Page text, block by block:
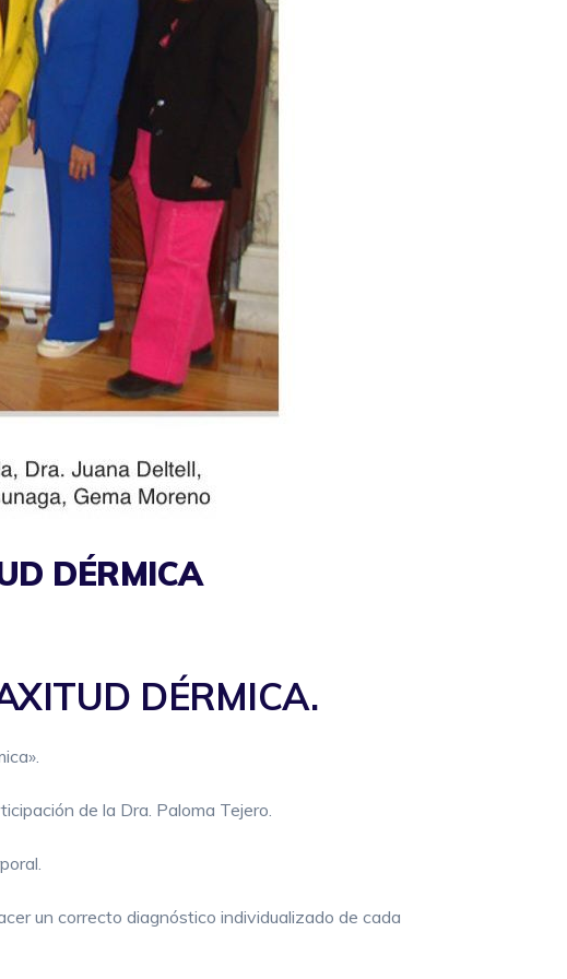
LÁSER
NEUROPATÍA PERIFÉRICA
PARKINSON
PSICOLOGÍA
PODOLOGÍA
ENDOCRINOLOGÍA
RADIOLOGÍA
DÉRMICA
DÉRMICA.
de la Dra. Paloma Tejero.
un correcto diagnóstico individualizado de cada